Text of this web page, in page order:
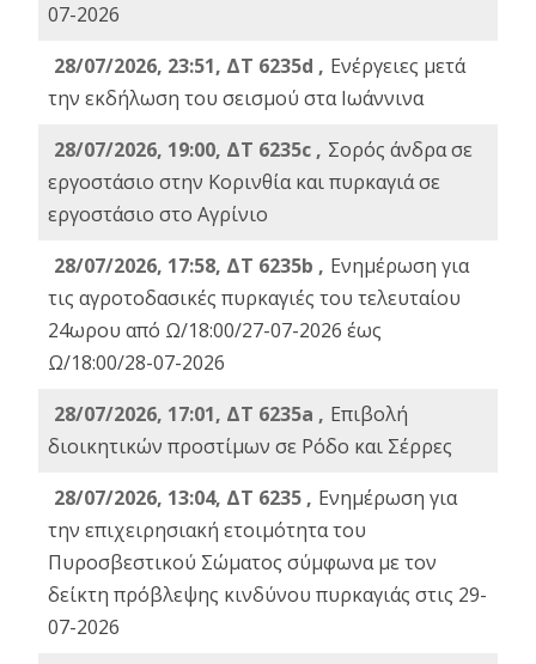
07-2026
28/07/2026, 23:51, ΔΤ 6235d , Ενέργειες μετά
την εκδήλωση του σεισμού στα Ιωάννινα
28/07/2026, 19:00, ΔΤ 6235c , Σορός άνδρα σε
εργοστάσιο στην Κορινθία και πυρκαγιά σε
εργοστάσιο στο Αγρίνιο
28/07/2026, 17:58, ΔΤ 6235b , Ενημέρωση για
τις αγροτοδασικές πυρκαγιές του τελευταίου
24ωρου από Ω/18:00/27-07-2026 έως
Ω/18:00/28-07-2026
28/07/2026, 17:01, ΔΤ 6235a , Eπιβολή
διοικητικών προστίμων σε Ρόδο και Σέρρες
28/07/2026, 13:04, ΔΤ 6235 , Ενημέρωση για
την επιχειρησιακή ετοιμότητα του
Πυροσβεστικού Σώματος σύμφωνα με τον
δείκτη πρόβλεψης κινδύνου πυρκαγιάς στις 29-
07-2026